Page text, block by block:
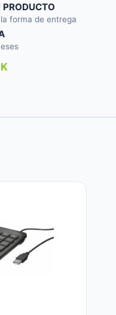
PRODUCTO
forma de entrega